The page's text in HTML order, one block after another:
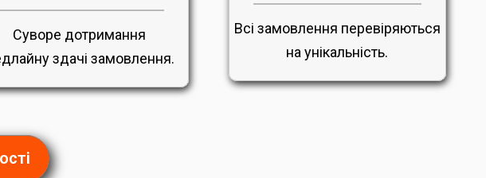
Суворе дотримання
здачі замовлення.
Всі замовлення перевіряються
на унікальність.